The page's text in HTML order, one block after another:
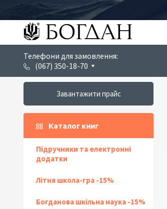
Телефони для замовлення:
(067) 350-18-70
Завантажити прайс
Каталог книг
Підручники та електронні
додатки
Літня школа-гра -15%
Богданова шкільна наука -15%